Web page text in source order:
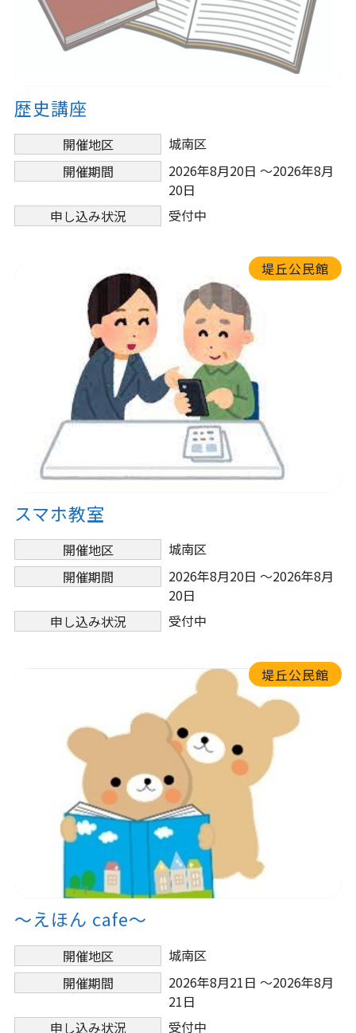
歴史講座
開催地区
城南区
開催期間
2026年8月20日 ～2026年8月
20日
申し込み状況
受付中
堤丘公民館
スマホ教室
開催地区
城南区
開催期間
2026年8月20日 ～2026年8月
20日
申し込み状況
受付中
堤丘公民館
～えほん cafe～
開催地区
城南区
開催期間
2026年8月21日 ～2026年8月
21日
申し込み状況
受付中